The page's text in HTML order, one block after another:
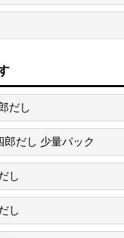
だし
郎だし 少量パック
し
し